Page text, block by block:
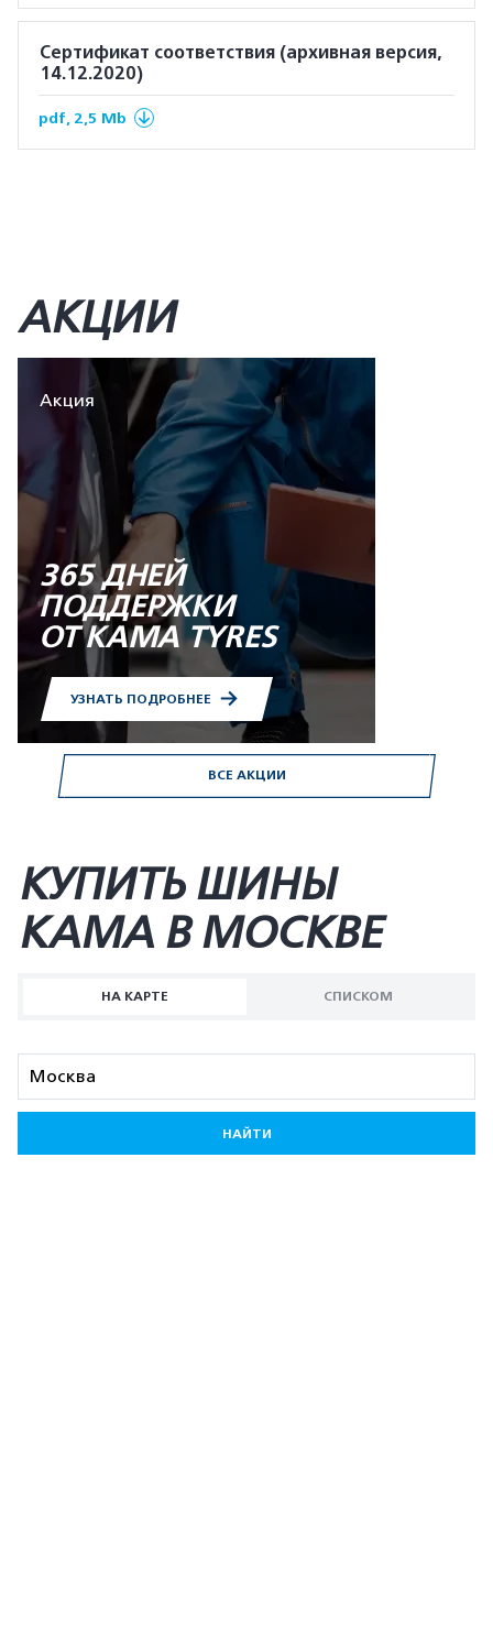
Сертификат соответствия (архивная версия,
14.12.2020)
pdf, 2,5 Mb
ВСЕ АКЦИИ
АКЦИИ
Акция
365 ДНЕЙ
ПОДДЕРЖКИ
ОТ KAMA TYRES
УЗНАТЬ ПОДРОБНЕЕ
КУПИТЬ ШИНЫ
KAMA В МОСКВЕ
НА КАРТЕ СПИСКОМ
НАЙТИ